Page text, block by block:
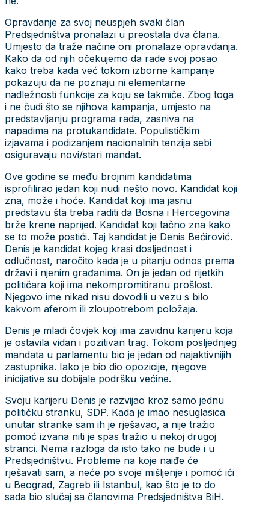
Opravdanje za svoj neuspjeh svaki član
Predsjedništva pronalazi u preostala dva člana.
Umjesto da traže načine oni pronalaze opravdanja.
Kako da od njih očekujemo da rade svoj posao
kako treba kada već tokom izborne kampanje
pokazuju da ne poznaju ni elementarne
nadležnosti funkcije za koju se takmiče. Zbog toga
i ne čudi što se njihova kampanja, umjesto na
predstavljanju programa rada, zasniva na
napadima na protukandidate. Populističkim
izjavama i podizanjem nacionalnih tenzija sebi
osiguravaju novi/stari mandat.
Ove godine se među brojnim kandidatima
isprofilirao jedan koji nudi nešto novo. Kandidat koji
zna, može i hoće. Kandidat koji ima jasnu
predstavu šta treba raditi da Bosna i Hercegovina
brže krene naprijed. Kandidat koji tačno zna kako
se to može postići. Taj kandidat je Denis Bećirović.
Denis je kandidat kojeg krasi dosljednost i
odlučnost, naročito kada je u pitanju odnos prema
državi i njenim građanima. On je jedan od rijetkih
političara koji ima nekompromitiranu prošlost.
Njegovo ime nikad nisu dovodili u vezu s bilo
kakvom aferom ili zloupotrebom položaja.
Denis je mladi čovjek koji ima zavidnu karijeru koja
je ostavila vidan i pozitivan trag. Tokom posljednjeg
mandata u parlamentu bio je jedan od najaktivnijih
zastupnika. Iako je bio dio opozicije, njegove
inicijative su dobijale podršku većine.
Svoju karijeru Denis je razvijao kroz samo jednu
političku stranku, SDP. Kada je imao nesuglasica
unutar stranke sam ih je rješavao, a nije tražio
pomoć izvana niti je spas tražio u nekoj drugoj
stranci. Nema razloga da isto tako ne bude i u
Predsjedništvu. Probleme na koje naiđe će
rješavati sam, a neće po svoje mišljenje i pomoć ići
u Beograd, Zagreb ili Istanbul, kao što je to do
sada bio slučaj sa članovima Predsjedništva BiH.